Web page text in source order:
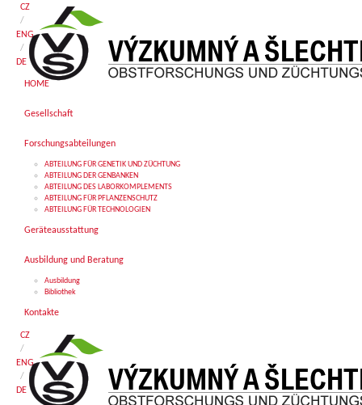
CZ
/
ENG
/
DE
HOME
Gesellschaft
Forschungsabteilungen
ABTEILUNG FÜR GENETIK UND ZÜCHTUNG
ABTEILUNG DER GENBANKEN
ABTEILUNG DES LABORKOMPLEMENTS
ABTEILUNG FÜR PFLANZENSCHUTZ
ABTEILUNG FÜR TECHNOLOGIEN
Geräteausstattung
Ausbildung und Beratung
Ausbildung
Bibliothek
Kontakte
CZ
/
ENG
/
DE